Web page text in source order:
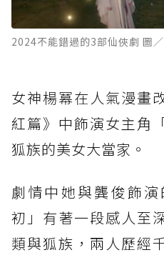
2024不能錯過的3部仙俠劇 圖
女神楊冪在人氣漫畫
紅篇》中飾演女主角
狐族的美女大當家。
劇情中她與龔俊飾
初」有著一段感人至
類與狐族，兩人歷經